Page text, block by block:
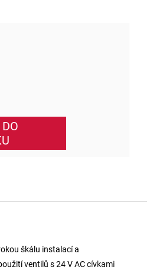
škálu instalací a
ventilů s 24 V AC cívkami